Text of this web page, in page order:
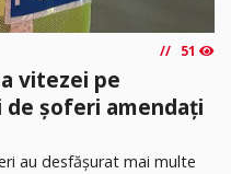
51
vitezei pe
de șoferi amendați
au desfășurat mai multe